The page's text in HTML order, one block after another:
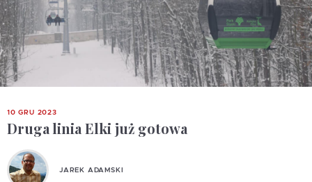
10 GRU 2023
Druga linia Elki już gotowa
JAREK ADAMSKI